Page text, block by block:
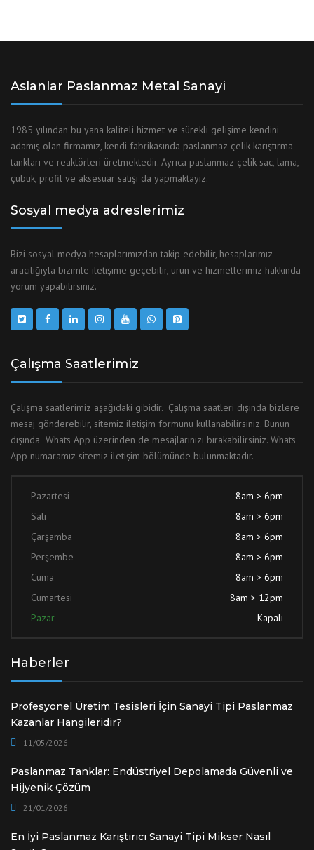
Aslanlar Paslanmaz Metal Sanayi
1985 yılından bu yana kaliteli hizmet ve sürekli gelişime kendini
adamış olan firmamız, kendi fabrikasında paslanmaz çelik karıştırma
tankları ve reaktörleri üretmektedir. Ayrıca paslanmaz çelik sac, lama,
çubuk, profil ve aksesuar satışı da yapmaktayız.
Sosyal medya adreslerimiz
Bizi sosyal medya hesaplarımızdan takip edebilir, hesaplarımız
aracılığıyla bizimle iletişime geçebilir, ürün ve hizmetlerimiz hakkında
yorum yapabilirsiniz.
Çalışma Saatlerimiz
Çalışma saatlerimiz aşağıdaki gibidir. Çalışma saatleri dışında bizlere
mesaj gönderebilir, sitemiz iletişim formunu kullanabilirsiniz. Bunun
dışında Whats App üzerinden de mesajlarınızı bırakabilirsiniz. Whats
App numaramız sitemiz iletişim bölümünde bulunmaktadır.
Pazartesi
8am > 6pm
Salı
8am > 6pm
Çarşamba
8am > 6pm
Perşembe
8am > 6pm
Cuma
8am > 6pm
Cumartesi
8am > 12pm
Pazar
Kapalı
Haberler
Profesyonel Üretim Tesisleri İçin Sanayi Tipi Paslanmaz
Kazanlar Hangileridir?
11/05/2026
Paslanmaz Tanklar: Endüstriyel Depolamada Güvenli ve
Hijyenik Çözüm
21/01/2026
En İyi Paslanmaz Karıştırıcı Sanayi Tipi Mikser Nasıl